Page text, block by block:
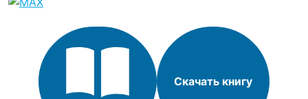
Скачать книгу